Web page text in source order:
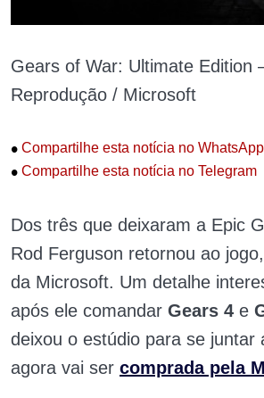
Gears of War: Ultimate Edition
Reprodução / Microsoft
• Compartilhe esta notícia no WhatsApp
• Compartilhe esta notícia no Telegram
Dos três que deixaram a Epic
Rod Ferguson retornou ao
da Microsoft. Um detalhe
após ele comandar Gears 4 e
deixou o estúdio para se juntar
agora vai ser comprada pela